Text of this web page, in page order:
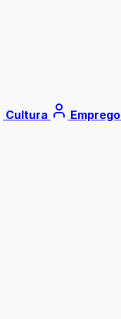
Cultura Emprego